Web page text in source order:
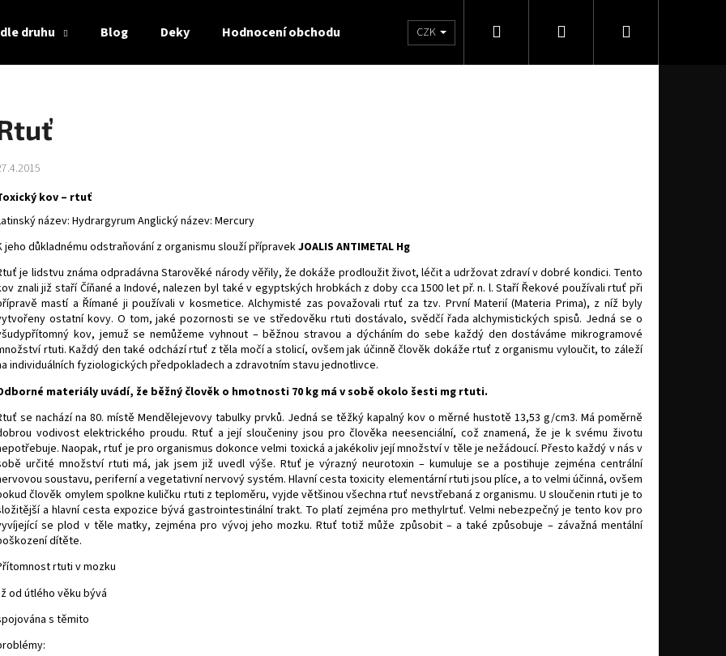
druhu Blog Deky Hodnocení obchodu CZK Hledat PřihlášeníNákupní
kov – rtuť
název: Hydrargyrum Anglický název: Mercury
jeho důkladnému odstraňování z organismu slouží přípravekJOALIS ANTIMETAL Hg
je lidstvu známa odpradávna Starověké národy věřily, že dokáže prodloužit život, léčit a udržovat zdraví v dobré kondici. Tento
znali již staří Číňané a Indové, nalezen byl také v egyptských hrobkách z doby cca 1500 let př. n. l. Staří Řekové používali rtuť při
mastí a Římané ji používali v kosmetice. Alchymisté zas považovali rtuť za tzv. První Materií (Materia Prima), z níž byly
ostatní kovy. O tom, jaké pozornosti se ve středověku rtuti dostávalo, svědčí řada alchymistických spisů. Jedná se o
kov, jemuž se nemůžeme vyhnout – běžnou stravou a dýcháním do sebe každý den dostáváme mikrogramové
rtuti. Každý den také odchází rtuť z těla močí a stolicí, ovšem jak účinně člověk dokáže rtuť z organismu vyloučit, to záleží
individuálních fyziologických předpokladech a zdravotním stavu jednotlivce.
materiály uvádí, že běžný člověk o hmotnosti 70 kg má v sobě okolo šesti mg rtuti.
se nachází na 80. místě Mendělejevovy tabulky prvků. Jedná se těžký kapalný kov o měrné hustotě 13,53 g/cm3. Má poměrně
vodivost elektrického proudu. Rtuť a její sloučeniny jsou pro člověka neesenciální, což znamená, že je k svému životu
Naopak, rtuť je pro organismus dokonce velmi toxická a jakékoliv její množství v těle je nežádoucí. Přesto každý v nás v
určité množství rtuti má, jak jsem již uvedl výše. Rtuť je výrazný neurotoxin – kumuluje se a postihuje zejména centrální
soustavu, periferní a vegetativní nervový systém. Hlavní cesta toxicity elementární rtuti jsou plíce, a to velmi účinná, ovšem
člověk omylem spolkne kuličku rtuti z teploměru, vyjde většinou všechna rtuť nevstřebaná z organismu. U sloučenin rtuti je to
a hlavní cesta expozice bývá gastrointestinální trakt. To platí zejména pro methylrtuť. Velmi nebezpečný je tento kov pro
se plod v těle matky, zejména pro vývoj jeho mozku. Rtuť totiž může způsobit – a také způsobuje – závažná mentální
dítěte.
rtuti v mozku
od útlého věku bývá
s těmito
Doporučujeme